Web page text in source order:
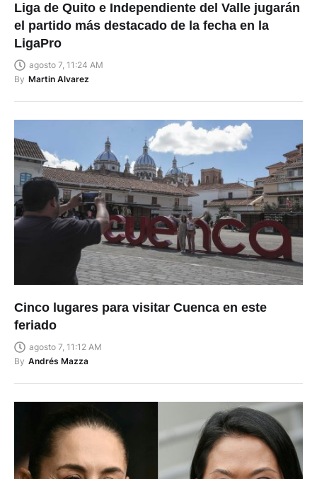
Liga de Quito e Independiente del Valle jugarán
el partido más destacado de la fecha en la
LigaPro
agosto 7, 11:24 AM
By Martin Alvarez
Cinco lugares para visitar Cuenca en este
feriado
agosto 7, 11:12 AM
By Andrés Mazza